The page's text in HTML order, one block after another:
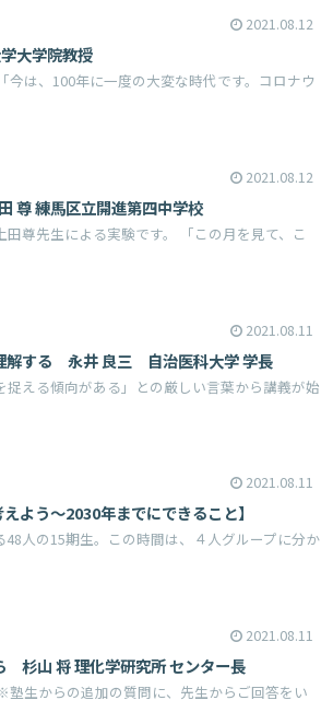
2021.08.12
大学院教授
は、100年に一度の大変な時代です。コロナウ
2021.08.12
尊 練馬区立開進第四中学校
尊先生による実験です。 「この月を見て、こ
2021.08.11
解する 永井 良三 自治医科大学 学長
える傾向がある」との厳しい言葉から講義が始
2021.08.11
よう～2030年までにできること】
人の15期生。この時間は、４人グループに分か
2021.08.11
杉山 将 理化学研究所 センター長
生からの追加の質問に、先生からご回答をい